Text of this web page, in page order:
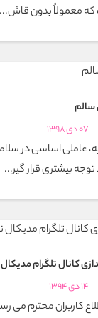
معمولاً بدون قاش...
سالم
07 دی 1398
عاملی اساسی در
بیشتری قرار گیر...
کانال تلگرام
14 دی 1394
کاربران محترم